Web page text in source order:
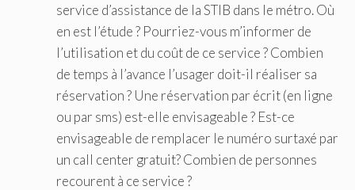
service d’assistance de la STIB dans le métro. Où
en est l’étude ? Pourriez-vous m’informer de
l’utilisation et du coût de ce service ? Combien
de temps à l’avance l’usager doit-il réaliser sa
réservation ? Une réservation par écrit (en ligne
ou par sms) est-elle envisageable ? Est-ce
envisageable de remplacer le numéro surtaxé par
un call center gratuit? Combien de personnes
recourent à ce service ?